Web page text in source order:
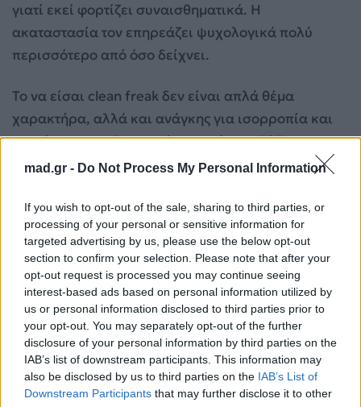
mad.gr - Do Not Process My Personal Information
If you wish to opt-out of the sale, sharing to third parties, or
processing of your personal or sensitive information for
targeted advertising by us, please use the below opt-out
section to confirm your selection. Please note that after your
opt-out request is processed you may continue seeing
interest-based ads based on personal information utilized by
us or personal information disclosed to third parties prior to
your opt-out. You may separately opt-out of the further
disclosure of your personal information by third parties on the
IAB’s list of downstream participants. This information may
also be disclosed by us to third parties on the IAB’s List of
Downstream Participants that may further disclose it to other
γιατί εκεί φορτίζει συναισθηματικά. Η
ακαταστασία τον επηρεάζει ψυχολογικά πολύ
περισσότερο από όσο δείχνει.
Το να είσαι clean freak δεν είναι απλά θέμα
χαρακτήρα, αλλά και ανάγκης για ισορροπία και
ηρεμία στην καθημερινότητα. Κάποια ζώδια το
έχουν αυτό σε υπερβολικό βαθμό, κάνοντας την
αυτούς που καθαρίζουν καθημερινά είτε από
αυτούς που το αναβάλλουν, το σίγουρο είναι ότι
χάος… ποτέ δεν είναι ίδιο για όλους.
Ζώδια και Eurovision: Το ζώδιό σου
αποκαλύπτει ποιο Eurovision hit είσαι
Για σχόλια, μηνύματα ή φωτογραφικό υλικό
σχετικά με τοMad.gr, επισκεφτείτε μας στο
Facebook, επικοινωνήστε μέσωTwitterή